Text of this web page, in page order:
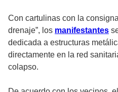
Con cartulinas con la
drenaje”, los manifestantes
dedicada a estructuras
directamente en la red
colapso.